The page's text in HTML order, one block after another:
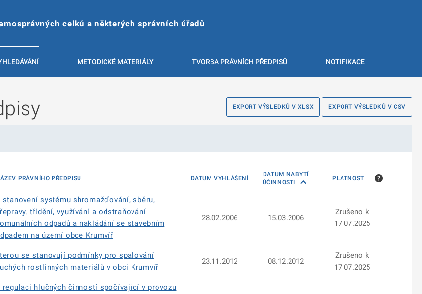
celků a některých správních úřadů
METODICKÉ MATERIÁLY TVORBA PRÁVNÍCH PŘEDPISŮ NOTIFIKACE
EXPORT VÝSLEDKŮ V XLSX EXPORT VÝSLEDKŮ V CSV
PRÁVNÍHO PŘEDPISU DATUM VYHLÁŠENÍ
DATUM NABYTÍ
ÚČINNOSTI
PLATNOST
stanovení systému shromažďování, sběru,
třídění, využívání a odstraňování
odpadů a nakládání se stavebním
na území obce Krumvíř
28.02.2006 15.03.2006
Zrušeno k
17.07.2025
se stanovují podmínky pro spalování
rostlinných materiálů v obci Krumvíř
23.11.2012 08.12.2012
Zrušeno k
17.07.2025
regulaci hlučných činností spočívající v provozu